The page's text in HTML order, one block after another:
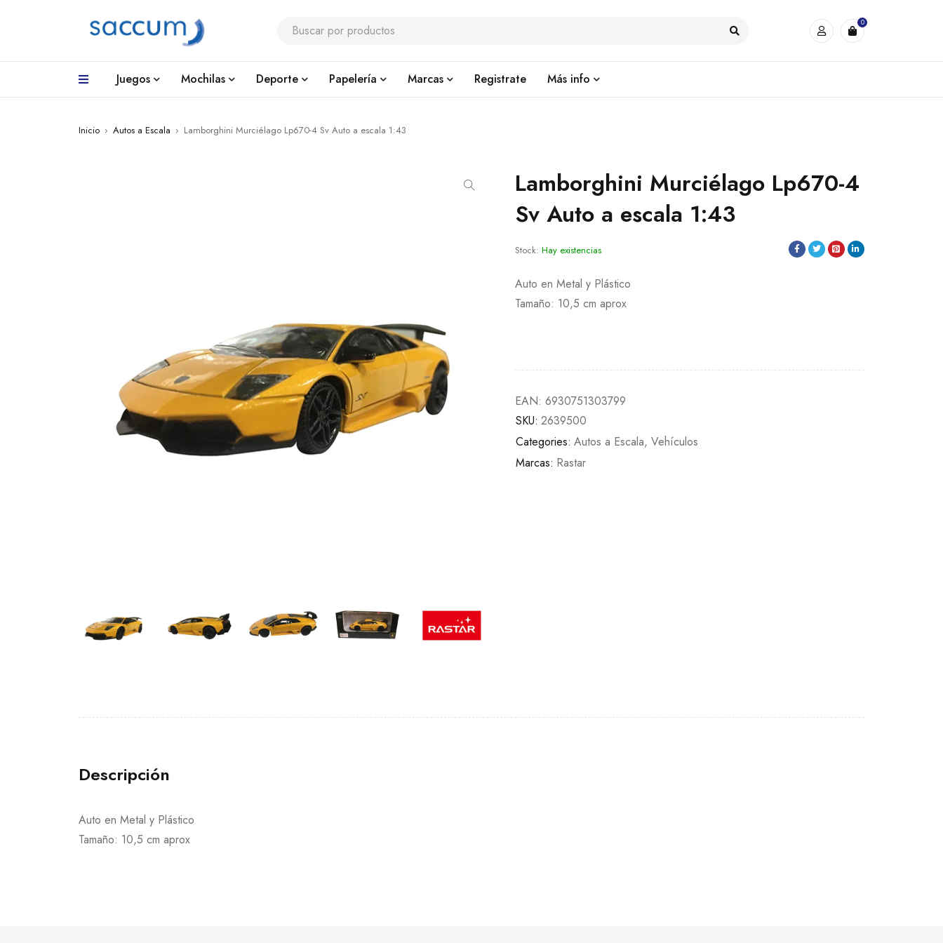
0
Juegos Mochilas Deporte Papelería Marcas Registrate Más info
Inicio › Autos a Escala › Lamborghini Murciélago Lp670-4 Sv Auto a escala 1:43
Lamborghini Murciélago Lp670-4
Sv Auto a escala 1:43
Stock: Hay existencias
Auto en Metal y Plástico
Tamaño: 10,5 cm aprox
EAN:6930751303799
SKU: 2639500
Categories: Autos a Escala,Vehículos
Marcas: Rastar
Descripción
Auto en Metal y Plástico
Tamaño: 10,5 cm aprox